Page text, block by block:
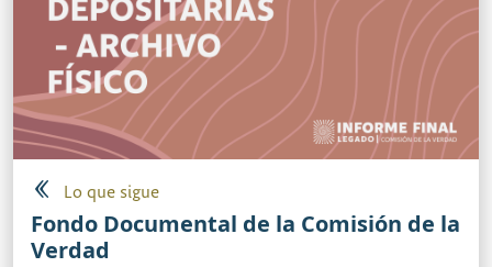
Lo que sigue
Fondo Documental de la Comisión de la
Verdad